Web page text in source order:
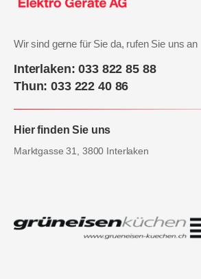
Wir sind gerne für Sie da, rufen Sie uns an
Interlaken: 033 822 85 88
Thun: 033 222 40 86
Hier finden Sie uns
Marktgasse 31, 3800 Interlaken